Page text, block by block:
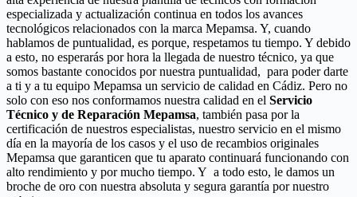
especializada y actualización continua en todos los avances
tecnológicos relacionados con la marca Mepamsa. Y, cuando
hablamos de puntualidad, es porque, respetamos tu tiempo. Y debido
a esto, no esperarás por hora la llegada de nuestro técnico, ya que
somos bastante conocidos por nuestra puntualidad, para poder darte
a ti y a tu equipo Mepamsa un servicio de calidad en Cádiz. Pero no
solo con eso nos conformamos nuestra calidad en el Servicio
Técnico y de Reparación Mepamsa, también pasa por la
certificación de nuestros especialistas, nuestro servicio en el mismo
día en la mayoría de los casos y el uso de recambios originales
Mepamsa que garanticen que tu aparato continuará funcionando con
alto rendimiento y por mucho tiempo. Y a todo esto, le damos un
broche de oro con nuestra absoluta y segura garantía por nuestro